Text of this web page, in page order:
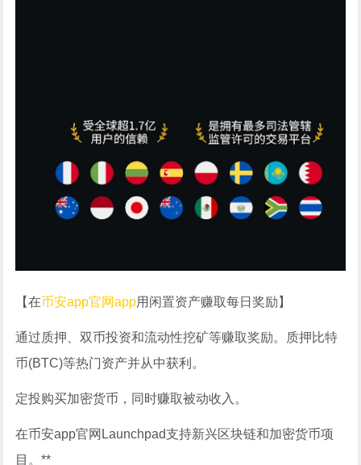
【在币安app官网app用闲置资产赚取每日奖励 】
通过质押、双币投资和流动性挖矿等赚取奖励。质押比特
币(BTC)等热门资产并从中获利。
定投购买加密货币，同时赚取被动收入。
在币安app官网Launchpad支持新兴区块链和加密货币项
目。**